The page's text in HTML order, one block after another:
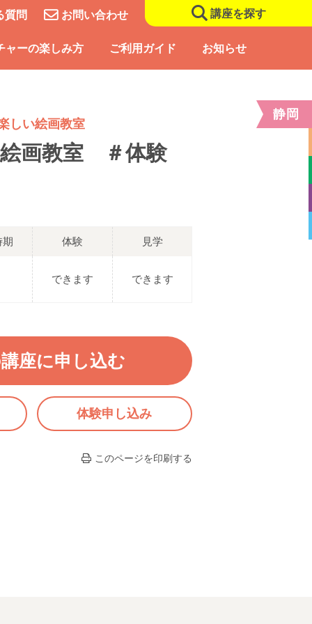
質問 お問い合わせ 講座を探す
ャーの楽しみ方 ご利用ガイド お知らせ
静岡
しい絵画教室
画教室 ＃体験
期 体験 見学
できます できます
座に申し込む
体験申し込み
このページを印刷する